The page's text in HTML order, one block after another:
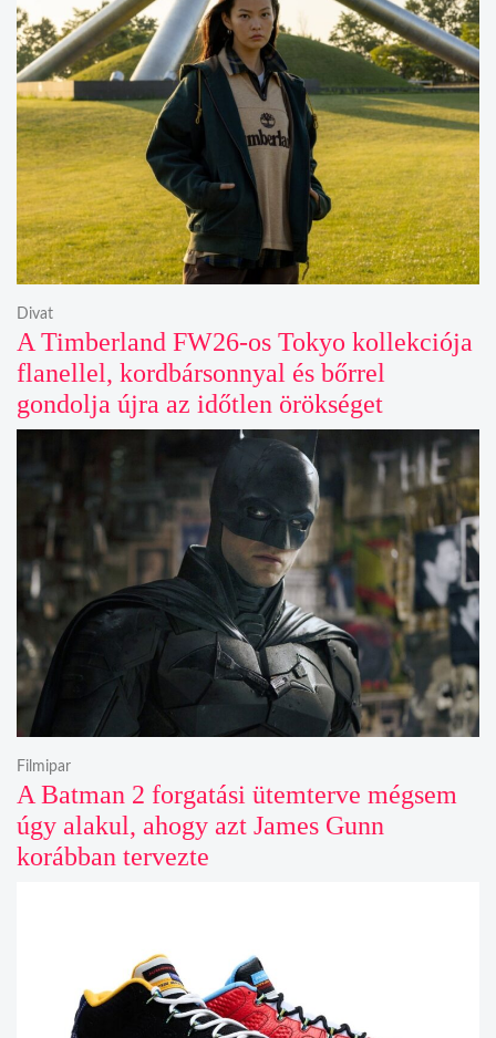
A Timberland FW26-os Tokyo kollekciója
flanellel, kordbársonnyal és bőrrel
gondolja újra az időtlen örökséget
Divat
A Batman 2 forgatási ütemterve mégsem
úgy alakul, ahogy azt James Gunn
korábban tervezte
Filmipar